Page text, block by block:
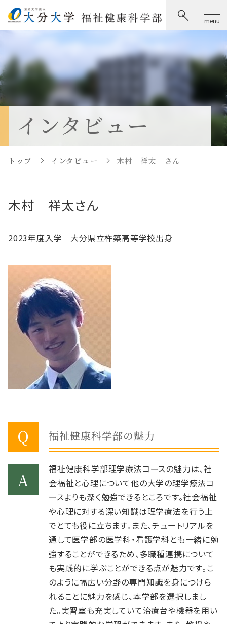
インタビュー
トップ インタビュー 木村 祥太 さん
木村 祥太さん
2023年度入学 大分県立杵築高等学校出身
福祉健康科学部の魅力
福祉健康科学部理学療法コースの魅力は、社
会福祉と心理について他の大学の理学療法コ
ースよりも深く勉強できるところです。社会福祉
や心理に対する深い知識は理学療法を行う上
でとても役に立ちます。また、チュートリアルを
通して医学部の医学科・看護学科とも一緒に勉
強することができるため、多職種連携について
も実践的に学ぶことができる点が魅力です。こ
のように幅広い分野の専門知識を身につけら
れることに魅力を感じ、本学部を選択しまし
た。実習室も充実していて治療台や機器を用い